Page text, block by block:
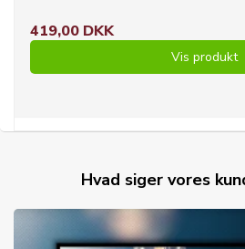
419,00 DKK
Vis produkt
Hvad siger vores